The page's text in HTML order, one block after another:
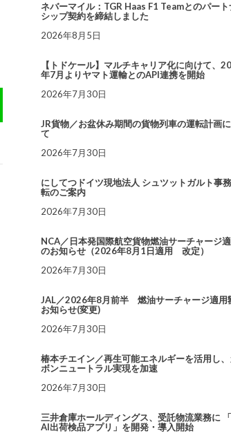
ネバーマイル：TGR Haas F1 Teamとのパート
シップ契約を締結しました
2026年8月5日
【トドケール】マルチキャリア化に向けて、
年7月よりヤマト運輸とのAPI連携を開始
2026年7月30日
JR貨物／お盆休み期間の貨物列車の運転計画
て
2026年7月30日
にしてつドイツ現地法人 シュツットガルト事
転のご案内
2026年7月30日
NCA／日本発国際航空貨物燃油サーチャージ
のお知らせ（2026年8月1日適用 改定）
2026年7月30日
JAL／2026年8月前半 燃油サーチャージ適用
お知らせ(変更)
2026年7月30日
椿本チエイン／再生可能エネルギーを活用し
ボンニュートラル実現を加速
2026年7月30日
三井倉庫ホールディングス、受託物流業務に
AI出荷検品アプリ」を開発・導入開始